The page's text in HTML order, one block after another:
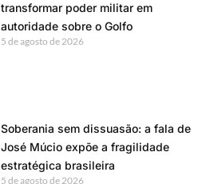
transformar poder militar em
autoridade sobre o Golfo
5 de agosto de 2026
Soberania sem dissuasão: a fala de
José Múcio expõe a fragilidade
estratégica brasileira
5 de agosto de 2026